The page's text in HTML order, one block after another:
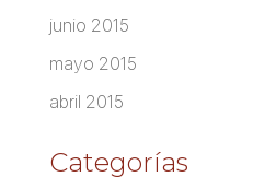
junio 2015
mayo 2015
abril 2015
Categorías